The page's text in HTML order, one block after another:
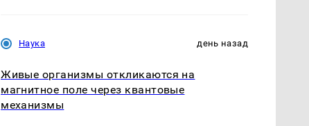
Наука день назад
Живые организмы откликаются на
магнитное поле через квантовые
механизмы